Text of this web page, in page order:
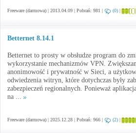
Freeware (darmowa) | 2013.04.09 | Pobrań: 981 | (0) |
Betternet 8.14.1
Betternet to prosty w obsłudze program do
wykorzystanie mechanizmów VPN.
anonimowość i prywatność w Sieci, a
odwiedzenia witryn, które dotychczas były
zabezpieczeń regionalnych. Ponieważ
na ...
Freeware (darmowa) | 2025.12.28 | Pobrań: 966 | (2) |